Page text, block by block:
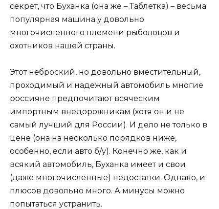
секрет, что Буханка (она же – Таблетка) – весьма
популярная машина у довольно
многочисленного племени рыболовов и
охотников нашей страны.
Этот неброский, но довольно вместительный,
проходимый и надежный автомобиль многие
россияне предпочитают всяческим
импортным внедорожникам (хотя он и не
самый лучший для России). И дело не только в
цене (она на несколько порядков ниже,
особенно, если авто б/у). Конечно же, как и
всякий автомобиль, Буханка имеет и свои
(даже многочисленные) недостатки. Однако, и
плюсов довольно много. А минусы можно
попытаться устранить.